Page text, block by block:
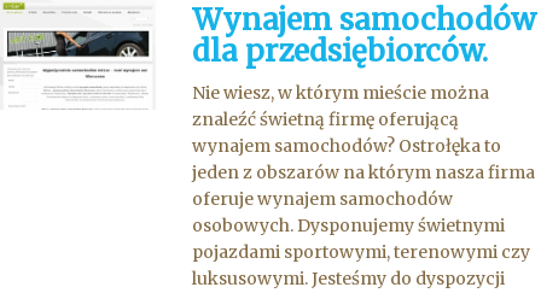
Wynajem samochodów
dla przedsiębiorców.
Nie wiesz, w którym mieście można
znaleźć świetną firmę oferującą
wynajem samochodów? Ostrołęka to
jeden z obszarów na którym nasza firma
oferuje wynajem samochodów
osobowych. Dysponujemy świetnymi
pojazdami sportowymi, terenowymi czy
luksusowymi. Jesteśmy do dyspozycji